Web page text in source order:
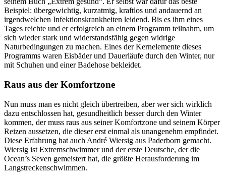
Beispiel: übergewichtig, kurzatmig, kraftlos und andauernd an
irgendwelchen Infektionskrankheiten leidend. Bis es ihm eines
Tages reichte und er erfolgreich an einem Programm teilnahm, um
sich wieder stark und widerstandsfähig gegen widrige
Naturbedingungen zu machen. Eines der Kernelemente dieses
Programms waren Eisbäder und Dauerläufe durch den Winter, nur
mit Schuhen und einer Badehose bekleidet.
Raus aus der Komfortzone
Nun muss man es nicht gleich übertreiben, aber wer sich wirklich
dazu entschlossen hat, gesundheitlich besser durch den Winter
kommen, der muss raus aus seiner Komfortzone und seinem Körper
Reizen aussetzen, die dieser erst einmal als unangenehm empfindet.
Diese Erfahrung hat auch André Wiersig aus Paderborn gemacht.
Wiersig ist Extremschwimmer und der erste Deutsche, der die
Ocean’s Seven gemeistert hat, die größte Herausforderung im
Langstreckenschwimmen.